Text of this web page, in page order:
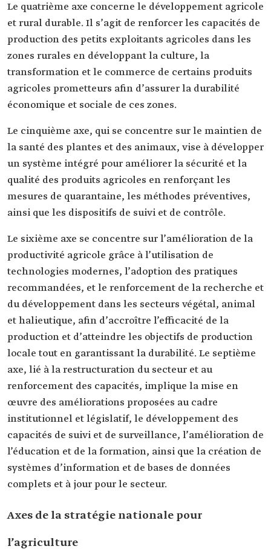
Le quatrième axe concerne le développement agricole
et rural durable. Il s’agit de renforcer les capacités de
production des petits exploitants agricoles dans les
zones rurales en développant la culture, la
transformation et le commerce de certains produits
agricoles prometteurs afin d’assurer la durabilité
économique et sociale de ces zones.
Le cinquième axe, qui se concentre sur le maintien de
la santé des plantes et des animaux, vise à développer
un système intégré pour améliorer la sécurité et la
qualité des produits agricoles en renforçant les
mesures de quarantaine, les méthodes préventives,
ainsi que les dispositifs de suivi et de contrôle.
Le sixième axe se concentre sur l’amélioration de la
productivité agricole grâce à l’utilisation de
technologies modernes, l’adoption des pratiques
recommandées, et le renforcement de la recherche et
du développement dans les secteurs végétal, animal
et halieutique, afin d’accroître l’efficacité de la
production et d’atteindre les objectifs de production
locale tout en garantissant la durabilité. Le septième
axe, lié à la restructuration du secteur et au
renforcement des capacités, implique la mise en
œuvre des améliorations proposées au cadre
institutionnel et législatif, le développement des
capacités de suivi et de surveillance, l’amélioration de
l’éducation et de la formation, ainsi que la création de
systèmes d’information et de bases de données
complets et à jour pour le secteur.
Axes de la stratégie nationale pour
l’agriculture